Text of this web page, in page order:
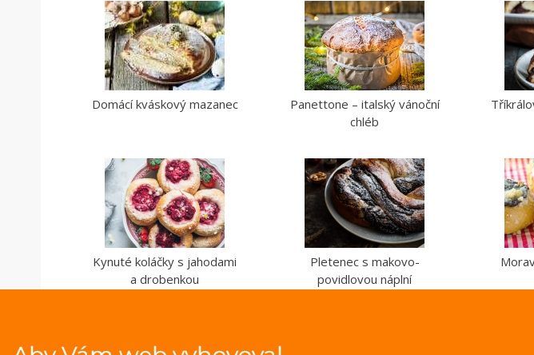
Domácí kváskový mazanec
Panettone – italský vánoční
chléb
Kynuté koláčky s jahodami
a drobenkou
Pletenec s makovo-
povidlovou náplní